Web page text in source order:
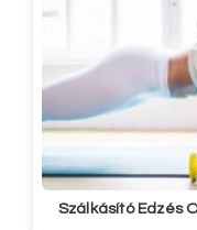
Szálkásító Edzés